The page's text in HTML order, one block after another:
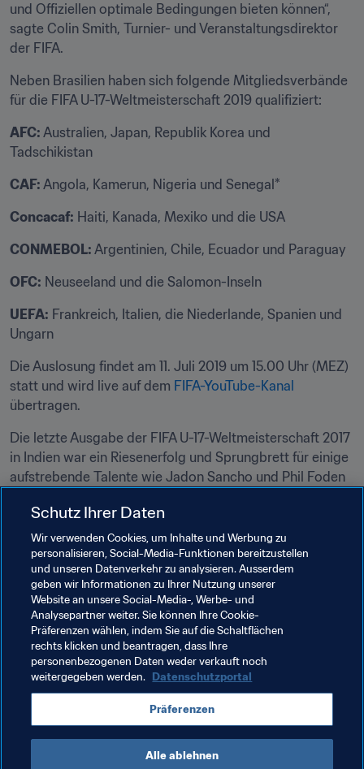
und Offiziellen optimale Bedingungen bieten können“,
sagte Colin Smith, Turnier- und Veranstaltungsdirektor
der FIFA.
Neben Brasilien haben sich folgende Mitgliedsverbände
für die FIFA U-17-Weltmeisterschaft 2019 qualifiziert:
AFC: Australien, Japan, Republik Korea und
Tadschikistan
CAF: Angola, Kamerun, Nigeria und Senegal*
Concacaf: Haiti, Kanada, Mexiko und die USA
CONMEBOL: Argentinien, Chile, Ecuador und Paraguay
OFC: Neuseeland und die Salomon-Inseln
UEFA: Frankreich, Italien, die Niederlande, Spanien und
Ungarn
Die Auslosung findet am 11. Juli 2019 um 15.00 Uhr (MEZ)
statt und wird live auf dem FIFA-YouTube-Kanal
übertragen.
Die letzte Ausgabe der FIFA U-17-Weltmeisterschaft 2017
in Indien war ein Riesenerfolg und Sprungbrett für einige
aufstrebende Talente wie Jadon Sancho und Phil Foden
Lainez (Mexiko).
*Die Qualifikation Senegals wurde vom CAF-
Exekutivkomitee nach dem Beschluss der CAF-
Disziplinarkammer, Guinea zu disqualifizieren, bestätigt.
Verwandte Dokumente
Verwandte Themen
FIFA U-17-Weltmeisterschaft Brasilien 2019™
Schutz Ihrer Daten
Wir verwenden Cookies, um Inhalte und Werbung zu
personalisieren, Social-Media-Funktionen bereitzustellen
und unseren Datenverkehr zu analysieren. Ausserdem
geben wir Informationen zu Ihrer Nutzung unserer
Website an unsere Social-Media-, Werbe- und
Analysepartner weiter. Sie können Ihre Cookie-
Präferenzen wählen, indem Sie auf die Schaltflächen
rechts klicken und beantragen, dass Ihre
personenbezogenen Daten weder verkauft noch
weitergegeben werden. Datenschutzportal
Präferenzen
Alle ablehnen